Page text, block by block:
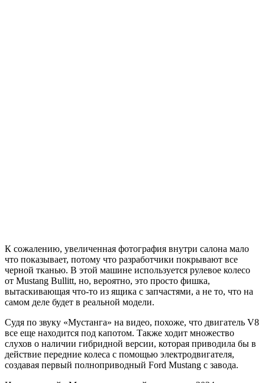
К сожалению, увеличенная фотография внутри салона мало
что показывает, потому что разработчики покрывают все
черной тканью. В этой машине используется рулевое колесо
от Mustang Bullitt, но, вероятно, это просто фишка,
вытаскивающая что-то из ящика с запчастями, а не то, что на
самом деле будет в реальной модели.
Судя по звуку «Мустанга» на видео, похоже, что двигатель V8
все еще находится под капотом. Также ходит множество
слухов о наличии гибридной версии, которая приводила бы в
действие передние колеса с помощью электродвигателя,
создавая первый полноприводный Ford Mustang с завода.